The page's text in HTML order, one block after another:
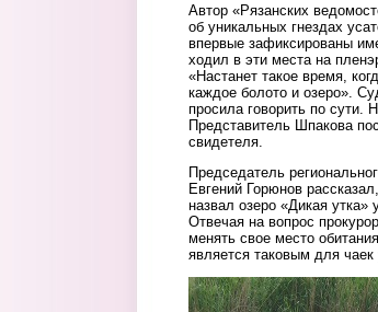
Автор «Рязанских
об уникальных гнездах
впервые зафиксированы
ходил в эти места на
«Настанет такое время,
каждое болото и озеро».
просила говорить по сути.
Представитель Шпакова
свидетеля.
Председатель
Евгений Горюнов
назвал озеро «Дикая
Отвечая на вопрос
менять свое место
является таковым для чаек
chayki.jpg